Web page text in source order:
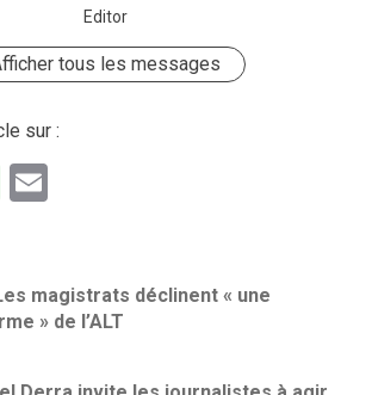
Editor
tous les messages
sur :
WhatsApp
magistrats déclinent « une
» de l’ALT